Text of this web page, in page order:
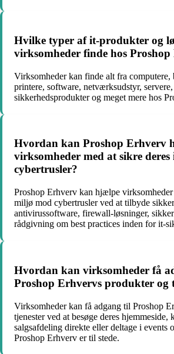
Hvilke typer af it-produkter og
virksomheder finde hos
Virksomheder kan finde alt fra computere,
printere, software, netværksudstyr,
sikkerhedsprodukter og meget mere hos
Hvordan kan Proshop Erhverv
virksomheder med at sikre
cybertrusler?
Proshop Erhverv kan hjælpe virksomheder
miljø mod cybertrusler ved at tilbyde
antivirussoftware, firewall-løsninger,
rådgivning om best practices inden for it-
Hvordan kan virksomheder få
Proshop Erhvervs produkter og
Virksomheder kan få adgang til Proshop
tjenester ved at besøge deres hjemmeside,
salgsafdeling direkte eller deltage i events
Proshop Erhverv er til stede.